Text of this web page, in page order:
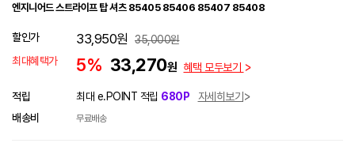
엔지니어드 스트라이프 탑 셔츠 85405 85406 85407 85408
할인가 33,950원 35,000원
최대혜택가
5% 33,270원 혜택 모두보기
적립 최대 e.POINT 적립 680P
자세히보기
배송비
무료배송